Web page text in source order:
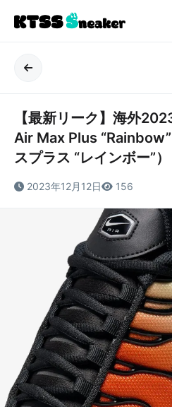
【最新リーク】海外
Air Max Plus
スプラス “レインボー”
2023年12月12日 156